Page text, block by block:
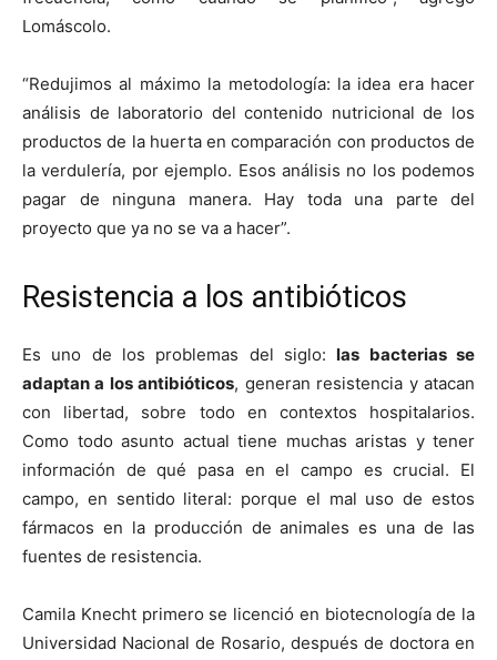
Lomáscolo.
“Redujimos al máximo la metodología: la idea era hacer
análisis de laboratorio del contenido nutricional de los
productos de la huerta en comparación con productos de
la verdulería, por ejemplo. Esos análisis no los podemos
pagar de ninguna manera. Hay toda una parte del
proyecto que ya no se va a hacer”.
Resistencia a los antibióticos
Es uno de los problemas del siglo:las bacterias se
adaptan a los antibióticos, generan resistencia y atacan
con libertad, sobre todo en contextos hospitalarios.
Como todo asunto actual tiene muchas aristas y tener
información de qué pasa en el campo es crucial. El
campo, en sentido literal: porque el mal uso de estos
fármacos en la producción de animales es una de las
fuentes de resistencia.
Camila Knecht primero se licenció en biotecnología de la
Universidad Nacional de Rosario, después de doctora en